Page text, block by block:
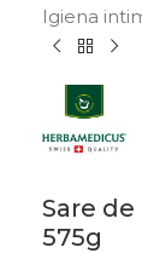
Igiena
Sare
575g